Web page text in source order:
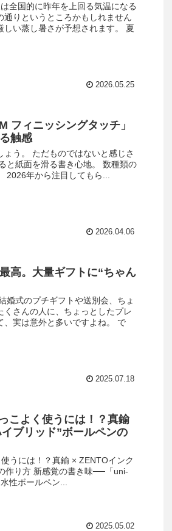
全国的に昨年を上回る気温になる
通りというところかもしれません
い蒸し暑さが予想されます。 夏
2026.05.25
フィニッシングタッチ」
触感
う。 ただものではないと感じさ
と紙面を滑る書き心地。 数種類の
2026年から注目してもら...
2026.04.06
高。大量ギフトに“ちゃん
式のプチギフトや送別会、ちょ
さんの人に、ちょっとしたプレ
、実は意外と多いですよね。 で
2025.07.18
こよく使うには！？真鍮
ブリッド”ボールペンの
うには！？真鍮 × ZENTOインク
作り方 新感覚の書き味──「uni-
性ボールペン...
2025.05.02